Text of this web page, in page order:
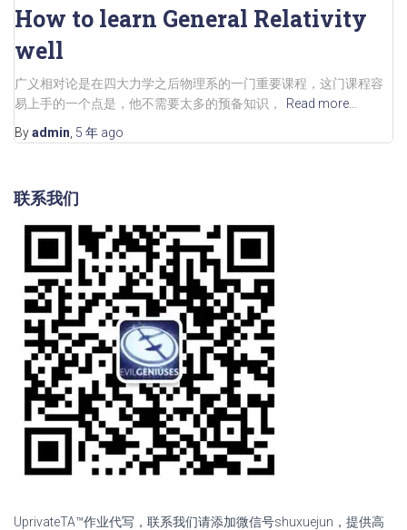
How to learn General Relativity
well
广义相对论是在四大力学之后物理系的一门重要课程，这门课程容
易上手的一个点是，他不需要太多的预备知识，
Read more…
Byadmin 5 年 ago
联系我们
UprivateTA™作业代写，联系我们请添加微信号shuxuejun，提供高